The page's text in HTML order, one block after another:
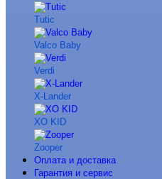
Tutic
Valco Baby
Verdi
X-Lander
XO KID
Zooper
Оплата и доставка
Гарантия и сервис